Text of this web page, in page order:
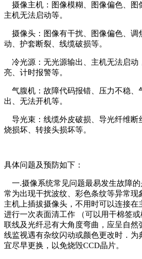
摄像主机：图像模糊、图像偏色、图
主机无法启动等。
摄像头：图像有干扰、图像偏色、调
动、护套断裂、线缆破损等。
冷光源：无光源输出、主机无法启动
亮、计时报警等。
气腹机：故障代码报错、压力不稳、
出、无法开机等。
导光束：线缆外皮破损、导光纤维断
烧损坏、转接头损坏等。
具体问题及预防如下：
一.摄像系统常见问题最易发生故障的
常为出现干扰波纹、彩色条纹等异常现
主机上插拔摄像头，不用时可以连接在
进行一次表面清工作 （可以用干棉签
联线及光纤忌有大角度弯曲，应呈自然
线监视遇有杂纹闪动或颜色更改时．为
宜尽早更换，以免烧毁CCD晶片。